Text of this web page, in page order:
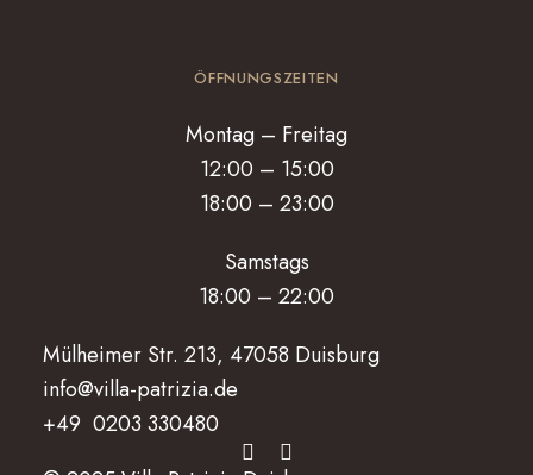
ÖFFNUNGSZEITEN
Montag – Freitag
12:00 – 15:00
18:00 – 23:00
Samstags
18:00 – 22:00
Mülheimer Str. 213, 47058 Duisburg
info@villa-patrizia.de
+49 0203 330480